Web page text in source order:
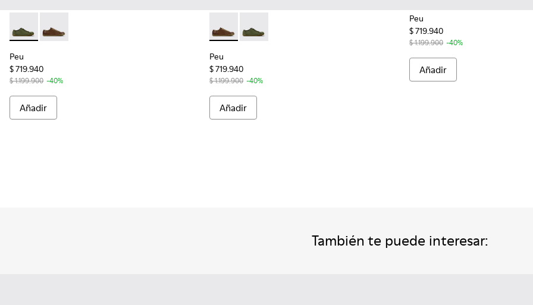
Peu - 17665-299 - Zapatos de nobuk verde para hombre.
Peu - 17665-283 - Zapatos marrones de piel para hombre.
Peu
$ 719.940
$ 1.199.900 -40%
Añadir
Peu - 17665-283 - Zapatos marrones de piel para hombre.
Peu - 17665-299 - Zapatos de nobuk verde para hombre.
Peu
$ 719.940
$ 1.199.900 -40%
Añadir
Peu
$ 719.940
$ 1.199.900 -40%
Añadir
También te puede interesar: